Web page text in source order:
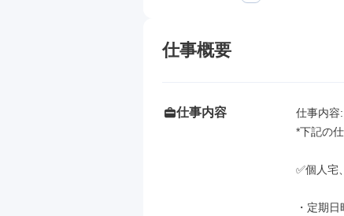
仕事概要
仕事内容
仕事内容:
*下記の
✅個人宅
・定期